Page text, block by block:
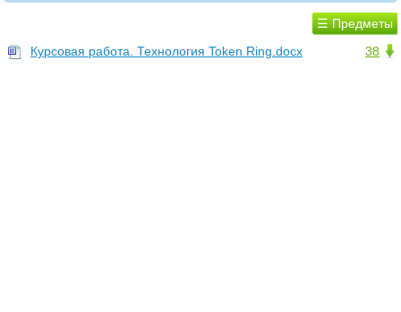
☰ Предметы
38
Курсовая работа. Технология Token Ring.docx